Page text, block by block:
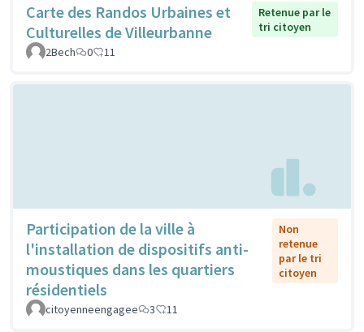
Carte des Randos Urbaines et
Culturelles de Villeurbanne
Retenue par le
tri citoyen
2Bech
0 11
Participation de la ville à
l'installation de dispositifs anti-
moustiques dans les quartiers
résidentiels
Non
retenue
par le tri
citoyen
citoyenneengagee 3 11